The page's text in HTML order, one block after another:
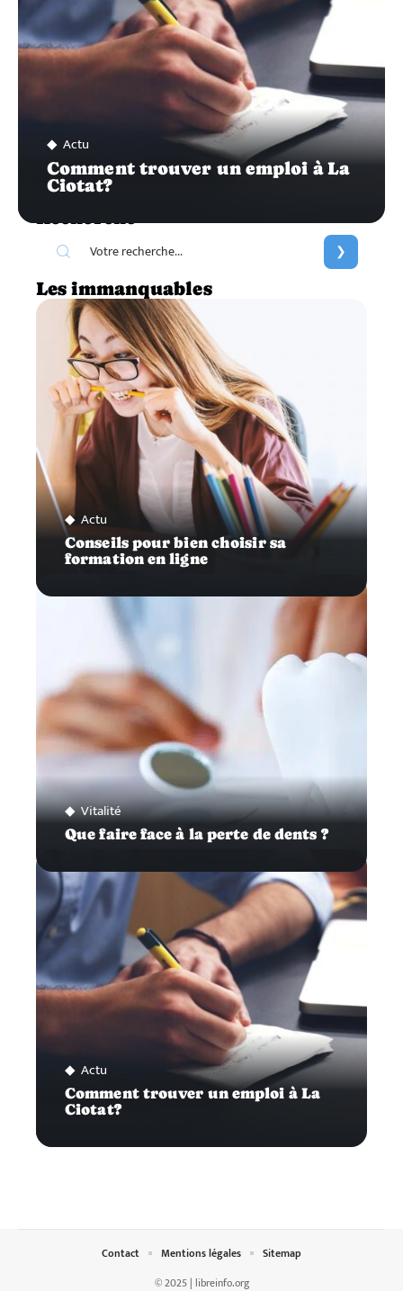
Actu
Comment trouver un emploi à La
Ciotat?
Les immanquables
Actu
Conseils pour bien choisir sa
formation en ligne
Vitalité
Que faire face à la perte de dents ?
Actu
Comment trouver un emploi à La
Ciotat?
© 2025 | libreinfo.org
Contact Mentions légales Sitemap